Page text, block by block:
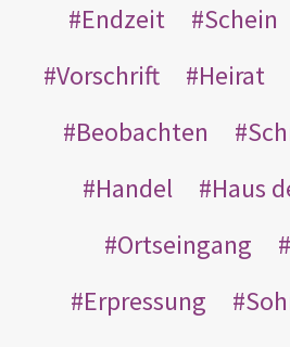
Endzeit
Schein
Vorschrift
Heirat
Beobachten
Handel
Haus
Ortseingang
Erpressung